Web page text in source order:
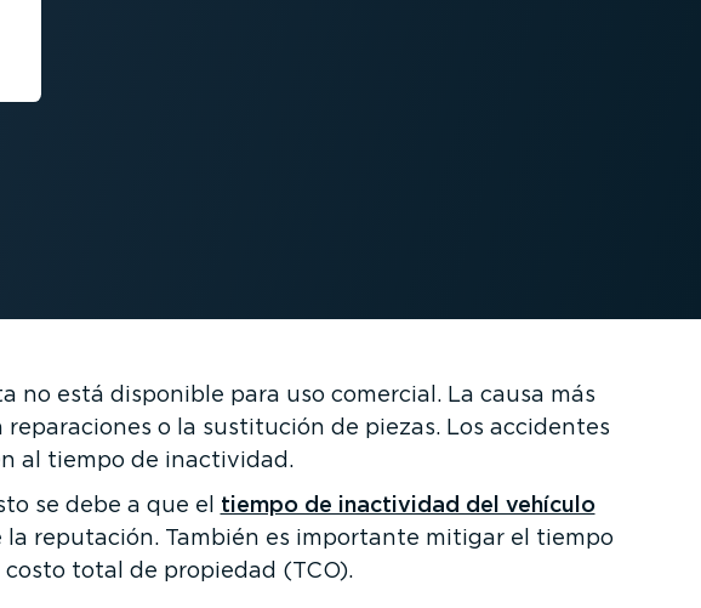
está disponible para uso comercial. La causa más
o la sustitución de piezas. Los accidentes
al tiempo de inactividad.
se debe a que el tiempo de inactividad del vehículo
reputación. También es importante mitigar el tiempo
total de propiedad (TCO).